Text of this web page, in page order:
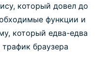
который довел до
функции и
который едва-едва
браузера